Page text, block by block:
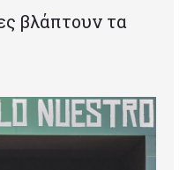
βλάπτουν τα